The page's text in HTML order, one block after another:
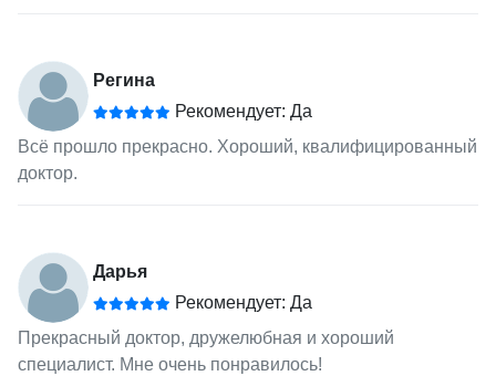
Регина
Рекомендует: Да
Всё прошло прекрасно. Хороший, квалифицированный
доктор.
Дарья
Рекомендует: Да
Прекрасный доктор, дружелюбная и хороший
специалист. Мне очень понравилось!